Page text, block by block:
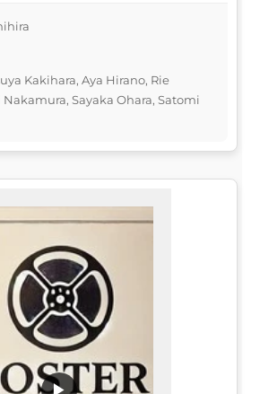
Kakihara, Aya Hirano, Rie
Sayaka Ohara, Satomi